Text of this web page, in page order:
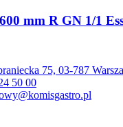
mm R GN 1/1
75, 03-787
50 00